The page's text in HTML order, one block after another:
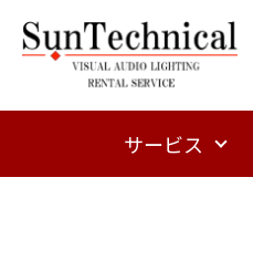
サービス